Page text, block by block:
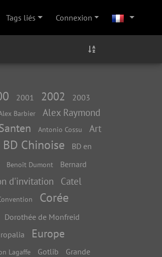
Tags liés Connexion
2001 2002
2003
Barbier Alex Raymond
Antonio Cossu
Art
BD Chinoise
BD en
Benoît Dumont
Bernard
d'invitation Catel
Corée
Dorothée de Monfreid
Europe
Lagaffe Gotlib
Grande